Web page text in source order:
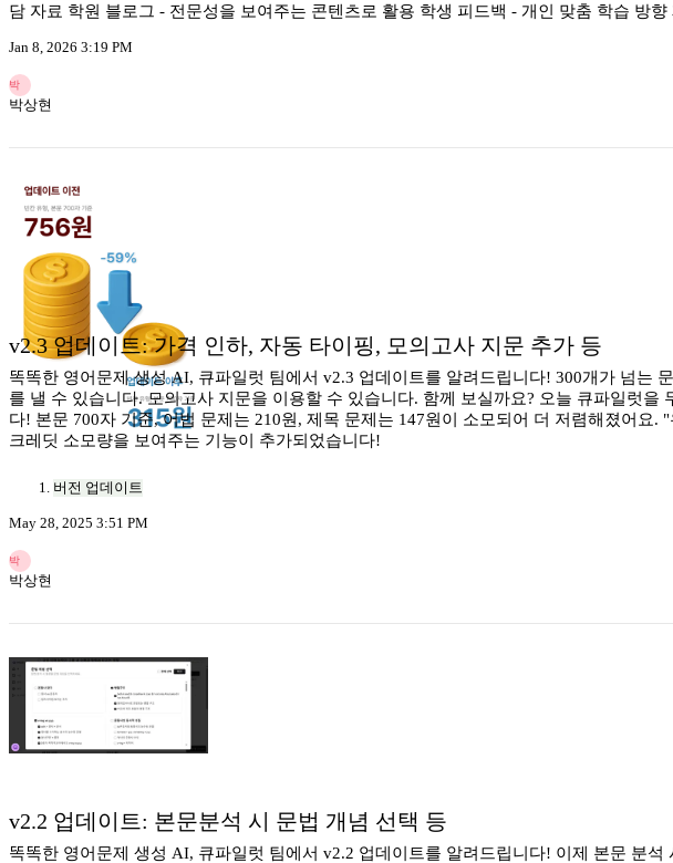
담 자료 학원 블로그 - 전문성을 보여주는 콘텐츠로 활용 학생 피드백 - 개인 맞춤 학습 방
Jan 8, 2026 3:19 PM
박
박상현
v2.3 업데이트: 가격 인하, 자동 타이핑, 모의고사 지문 추가 등
똑똑한 영어문제 생성 AI, 큐파일럿 팀에서 v2.3 업데이트를 알려드립니다! 300개가 넘는
를 낼 수 있습니다. 모의고사 지문을 이용할 수 있습니다. 함께 보실까요? 오늘 큐파일럿
다! 본문 700자 기준, 어법 문제는 210원, 제목 문제는 147원이 소모되어 더 저렴해졌어
크레딧 소모량을 보여주는 기능이 추가되었습니다!
버전 업데이트
May 28, 2025 3:51 PM
박
박상현
v2.2 업데이트: 본문분석 시 문법 개념 선택 등
똑똑한 영어문제 생성 AI, 큐파일럿 팀에서 v2.2 업데이트를 알려드립니다! 이제 본문 분